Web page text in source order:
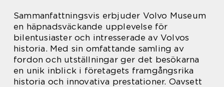
Sammanfattningsvis erbjuder Volvo Museum
en häpnadsväckande upplevelse för
bilentusiaster och intresserade av Volvos
historia. Med sin omfattande samling av
fordon och utställningar ger det besökarna
en unik inblick i företagets framgångsrika
historia och innovativa prestationer. Oavsett